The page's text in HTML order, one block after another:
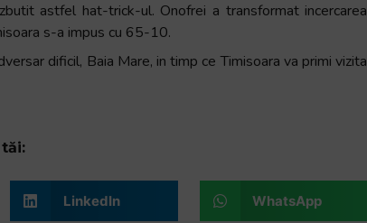
astfel hat-trick-ul. Onofrei a transformat incercarea
s-a impus cu 65-10.
dificil, Baia Mare, in timp ce Timisoara va primi vizita
LinkedIn WhatsApp